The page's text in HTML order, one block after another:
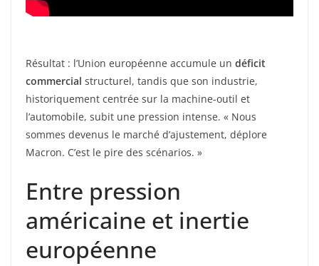
Résultat : l’Union européenne accumule un déficit
commercial structurel, tandis que son industrie,
historiquement centrée sur la machine-outil et
l’automobile, subit une pression intense. « Nous
sommes devenus le marché d’ajustement, déplore
Macron. C’est le pire des scénarios. »
Entre pression
américaine et inertie
européenne